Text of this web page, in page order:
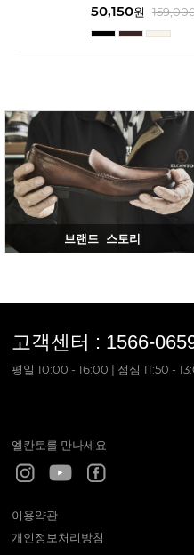
50,150원
브랜드 스토리
고객센터 : 1566-
평일 10:00 - 16:00 | 점심 11:50 -
엘칸토를 만나세요
이용약관
개인정보처리방침